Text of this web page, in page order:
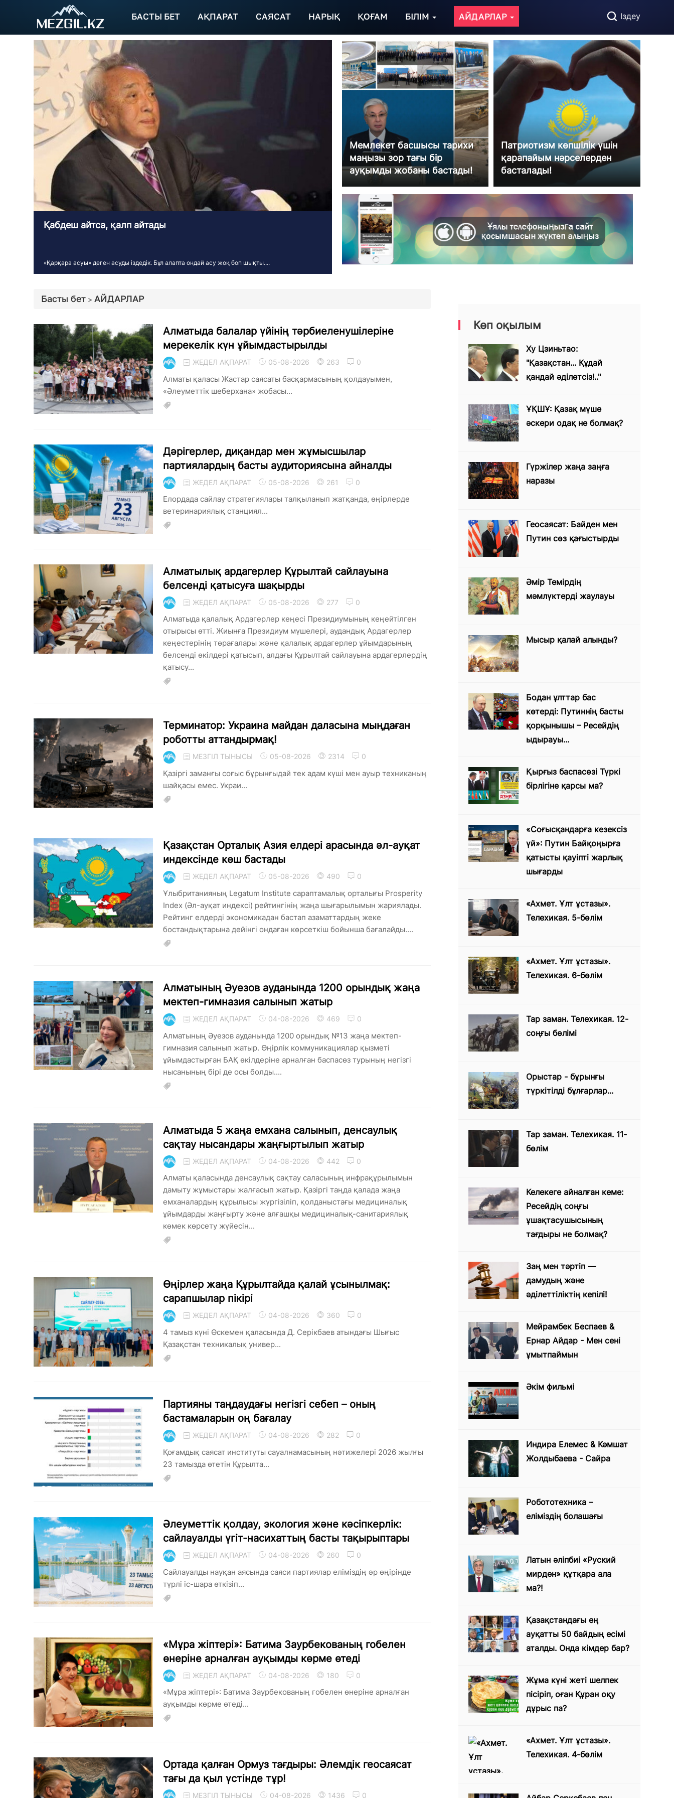
БАСТЫ БЕТ АҚПАРАТ САЯСАТ НАРЫҚ ҚОҒАМ БІЛІМ АЙДАРЛАР Іздеу
Қабдеш айтса, қалп айтады
«Қарқара асуы» деген асуды іздедік. Бұл алапта ондай асу жоқ боп шықты....
Мемлекет басшысы тарихи
маңызы зор тағы бір
ауқымды жобаны бастады!
Патриотизм көпшілік үшін
қарапайым нәрселерден
басталады!
Басты бет >АЙДАРЛАР
Алматыда балалар үйінің тәрбиеленушілеріне
мерекелік күн ұйымдастырылды
ЖЕДЕЛ АҚПАРАТ 05-08-2026 263 0
Алматы қаласы Жастар саясаты басқармасының қолдауымен,
«Әлеуметтік шеберхана» жобасы...
Дәрігерлер, диқандар мен жұмысшылар
партиялардың басты аудиториясына айналды
ЖЕДЕЛ АҚПАРАТ 05-08-2026 261 0
Елордада сайлау стратегиялары талқыланып жатқанда, өңірлерде
ветеринариялық станциял...
Алматылық ардагерлер Құрылтай сайлауына
белсенді қатысуға шақырды
ЖЕДЕЛ АҚПАРАТ 05-08-2026 277 0
Алматыда қалалық Ардагерлер кеңесі Президиумының кеңейтілген
отырысы өтті. Жиынға Президиум мүшелері, аудандық Ардагерлер
кеңестерінің төрағалары және қалалық ардагерлер ұйымдарының
белсенді өкілдері қатысып, алдағы Құрылтай сайлауына ардагерлердің
қатысу...
Терминатор: Украина майдан даласына мыңдаған
роботты аттандырмақ!
МЕЗГІЛ ТЫНЫСЫ 05-08-2026 2314 0
Қазіргі заманғы соғыс бұрынғыдай тек адам күші мен ауыр техниканың
шайқасы емес. Украи...
Қазақстан Орталық Азия елдері арасында әл-ауқат
индексінде көш бастады
ЖЕДЕЛ АҚПАРАТ 05-08-2026 490 0
Ұлыбританияның Legatum Institute сараптамалық орталығы Prosperity
Index (Әл-ауқат индексі) рейтингінің жаңа шығарылымын жариялады.
Рейтинг елдерді экономикадан бастап азаматтардың жеке
бостандықтарына дейінгі ондаған көрсеткіш бойынша бағалайды....
Алматының Әуезов ауданында 1200 орындық жаңа
мектеп-гимназия салынып жатыр
ЖЕДЕЛ АҚПАРАТ 04-08-2026 469 0
Алматының Әуезов ауданында 1200 орындық №13 жаңа мектеп-
гимназия салынып жатыр. Өңірлік коммуникациялар қызметі
ұйымдастырған БАҚ өкілдеріне арналған баспасөз турының негізгі
нысанының бірі де осы болды....
Алматыда 5 жаңа емхана салынып, денсаулық
сақтау нысандары жаңғыртылып жатыр
ЖЕДЕЛ АҚПАРАТ 04-08-2026 442 0
Алматы қаласында денсаулық сақтау саласының инфрақұрылымын
дамыту жұмыстары жалғасып жатыр. Қазіргі таңда қалада жаңа
емханалардың құрылысы жүргізіліп, қолданыстағы медициналық
ұйымдарды жаңғырту және алғашқы медициналық-санитариялық
көмек көрсету жүйесін...
Өңірлер жаңа Құрылтайда қалай ұсынылмақ:
сарапшылар пікірі
ЖЕДЕЛ АҚПАРАТ 04-08-2026 360 0
4 тамыз күні Өскемен қаласында Д. Серікбаев атындағы Шығыс
Қазақстан техникалық универ...
Партияны таңдаудағы негізгі себеп – оның
бастамаларын оң бағалау
ЖЕДЕЛ АҚПАРАТ 04-08-2026 282 0
Қоғамдық саясат институты сауалнамасының нәтижелері 2026 жылғы
23 тамызда өтетін Құрылта...
Әлеуметтік қолдау, экология және кәсіпкерлік:
сайлауалды үгіт-насихаттың басты тақырыптары
ЖЕДЕЛ АҚПАРАТ 04-08-2026 260 0
Сайлауалды науқан аясында саяси партиялар еліміздің әр өңірінде
түрлі іс-шара өткізіп...
«Мұра жіптері»: Батима Заурбекованың гобелен
өнеріне арналған ауқымды көрме өтеді
ЖЕДЕЛ АҚПАРАТ 04-08-2026 180 0
«Мұра жіптері»: Батима Заурбекованың гобелен өнеріне арналған
ауқымды көрме өтеді...
Ортада қалған Ормуз тағдыры: Әлемдік геосаясат
тағы да қыл үстінде тұр!
МЕЗГІЛ ТЫНЫСЫ 04-08-2026 1436 0
Көп оқылым
Ху Цзиньтао:
"Қазақстан... Құдай
қандай әділетсіз!.."
ҰҚШҰ: Қазақ мүше
әскери одақ не болмақ?
Гүржілер жаңа заңға
наразы
Геосаясат: Байден мен
Путин сөз қағыстырды
Әмір Темірдің
мәмлүктерді жаулауы
Мысыр қалай алынды?
Бодан ұлттар бас
көтерді: Путиннің басты
қорқынышы – Ресейдің
ыдырауы...
Қырғыз баспасөзі Түркі
бірлігіне қарсы ма?
«Соғысқандарға кезексіз
үй»: Путин Байқоңырға
қатысты қауіпті жарлық
шығарды
«Ахмет. Ұлт ұстазы».
Телехикая. 5-бөлім
«Ахмет. Ұлт ұстазы».
Телехикая. 6-бөлім
Тар заман. Телехикая. 12-
соңғы бөлімі
Орыстар - бұрынғы
түркітілді бұлғарлар...
Тар заман. Телехикая. 11-
бөлім
Келекеге айналған кеме:
Ресейдің соңғы
ұшақтасушысының
тағдыры не болмақ?
Заң мен тәртіп —
дамудың және
әділеттіліктің кепілі!
Мейрамбек Беспаев &
Ернар Айдар - Мен сені
ұмытпаймын
Әкім фильмі
Индира Елемес & Кәмшат
Жолдыбаева - Сайра
Робототехника –
еліміздің болашағы
Латын әліпбиі «Руский
мирден» құтқара ала
ма?!
Қазақстандағы ең
ауқатты 50 байдың есімі
аталды. Онда кімдер бар?
Жұма күні жеті шелпек
пісіріп, оған Құран оқу
дұрыс па?
«Ахмет. Ұлт ұстазы».
Телехикая. 4-бөлім